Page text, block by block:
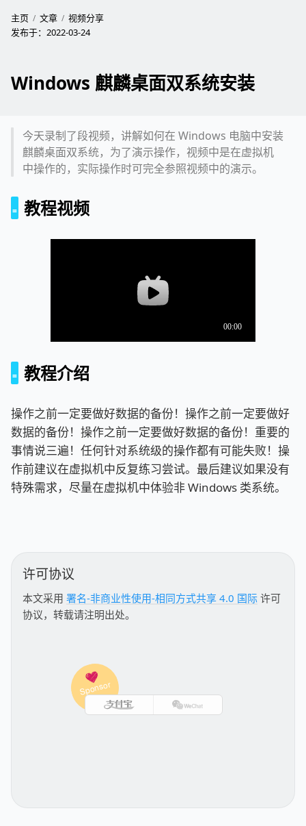
主页 文章
视频分享
发布于： 2022-03-24
Windows 麒麟桌面双系统安装
今天录制了段视频，讲解如何在 Windows 电脑中安装
麒麟桌面双系统，为了演示操作，视频中是在虚拟机
中操作的，实际操作时可完全参照视频中的演示。
教程视频
教程介绍
操作之前一定要做好数据的备份！操作之前一定要做好
数据的备份！操作之前一定要做好数据的备份！重要的
事情说三遍！任何针对系统级的操作都有可能失败！操
作前建议在虚拟机中反复练习尝试。最后建议如果没有
特殊需求，尽量在虚拟机中体验非 Windows 类系统。
许可协议
本文采用 署名-非商业性使用-相同方式共享 4.0 国际 许可
协议，转载请注明出处。